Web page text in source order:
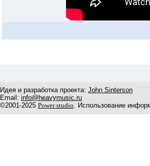
Идея и разработка проекта: John Sinterson
Email: info@heavymusic.ru
©2001-2025 Power studio. Использование